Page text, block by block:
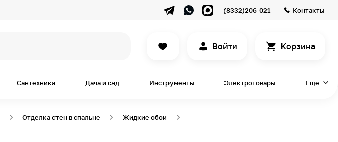
(8332)206-021 Контакты
Войти Корзина
Сантехника Дача и сад Инструменты Электротовары Еще
Отделка стен в спальне Жидкие обои